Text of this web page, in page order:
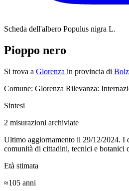
Scheda dell'albero Populus nigra L.
Pioppo nero
Si trova a Glorenza in provincia di
Comune: Glorenza Rilevanza:
Sintesi
2 misurazioni archiviate
Ultimo aggiornamento il 29/12/2024. I
comunità di cittadini, tecnici e botanici
Età stimata
≈105 anni